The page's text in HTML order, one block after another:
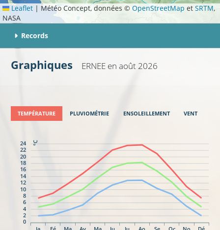
Leaflet | Météo Concept, données ©OpenStreetMap etSRTM,
NASA
Records
Graphiques ERNEE en août 2026
TEMPÉRATURE PLUVIOMÉTRIE ENSOLEILLEMENT VENT
°C
0
2
4
6
8
10
12
14
16
18
20
22
24